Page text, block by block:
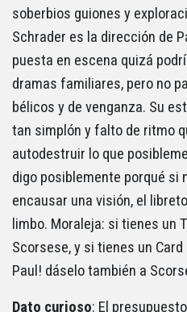
soberbios guiones y
Schrader es la dirección de
puesta en escena quizá
dramas familiares, pero no
bélicos y de venganza. Su
tan simplón y falto de ritmo
autodestruir lo que
digo posiblemente porqué si
encausar una visión, el
limbo. Moraleja: si tienes un
Scorsese, y si tienes un Card
Paul! dáselo también a
Dato curioso: El